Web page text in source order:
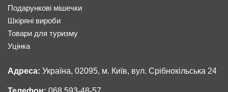
Подарункові мішечки
Шкіряні вироби
Товари для туризму
Уцінка
Адреса: Україна, 02095, м. Київ, вул. Срібнокільська 24